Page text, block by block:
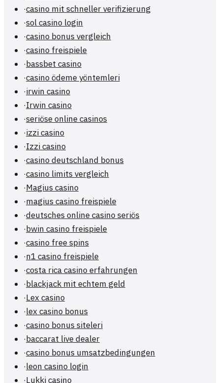
·casino mit schneller verifizierung
·sol casino login
·casino bonus vergleich
·casino freispiele
·bassbet casino
·casino ödeme yöntemleri
·irwin casino
·Irwin casino
·seriöse online casinos
·izzi casino
·Izzi casino
·casino deutschland bonus
·casino limits vergleich
·Magius casino
·magius casino freispiele
·deutsches online casino seriös
·bwin casino freispiele
·casino free spins
·n1 casino freispiele
·costa rica casino erfahrungen
·blackjack mit echtem geld
·Lex casino
·lex casino bonus
·casino bonus siteleri
·baccarat live dealer
·casino bonus umsatzbedingungen
·leon casino login
·Lukki casino